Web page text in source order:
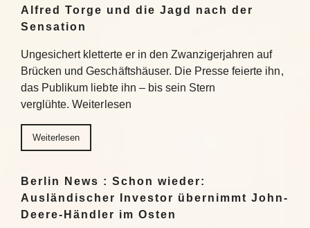
Alfred Torge und die Jagd nach der
Sensation
Ungesichert kletterte er in den Zwanzigerjahren auf
Brücken und Geschäftshäuser. Die Presse feierte ihn,
das Publikum liebte ihn – bis sein Stern
verglühte. Weiterlesen
Weiterlesen
Berlin News : Schon wieder:
Ausländischer Investor übernimmt John-
Deere-Händler im Osten